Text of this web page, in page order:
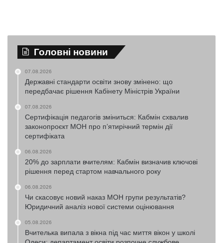
Головні новини
07.08.2026
Державні стандарти освіти знову змінено: що
передбачає рішення Кабінету Міністрів України
07.08.2026
Сертифікація педагогів зміниться: Кабмін схвалив
законопроєкт МОН про п’ятирічний термін дії
сертифіката
06.08.2026
20% до зарплати вчителям: Кабмін визначив ключові
рішення перед стартом навчального року
06.08.2026
Чи скасовує новий наказ МОН групи результатів?
Юридичний аналіз нової системи оцінювання
05.08.2026
Вчителька випала з вікна під час миття вікон у школі